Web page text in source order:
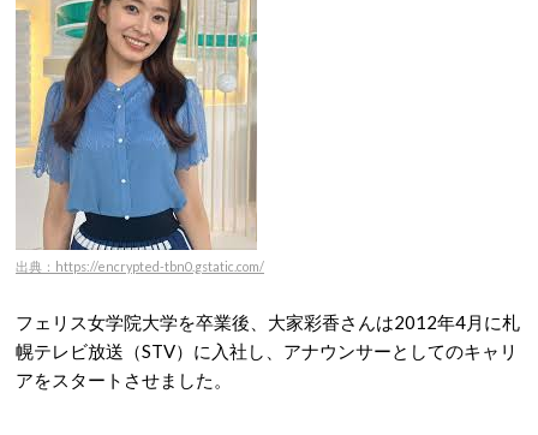
出典：https://encrypted-tbn0.gstatic.com/
フェリス女学院大学を卒業後、大家彩香さんは2012年4月に札
幌テレビ放送（STV）に入社し、アナウンサーとしてのキャリ
アをスタートさせました。